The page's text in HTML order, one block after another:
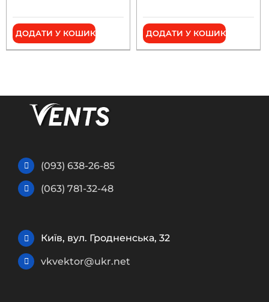
ДОДАТИ У КОШИК ДОДАТИ У КОШИК
(093) 638-26-85
(063) 781-32-48
Київ, вул. Гродненська, 32
vkvektor@ukr.net